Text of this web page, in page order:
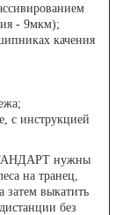
- 9мкм);
качения
с инструкцией
нужны
на транец,
затем выкатить
без